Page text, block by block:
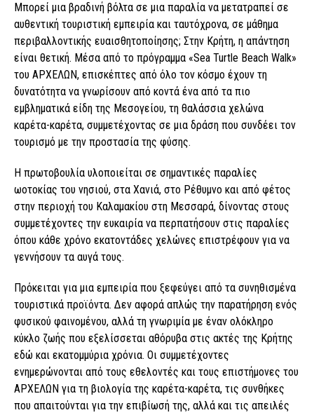
Μπορεί μια βραδινή βόλτα σε μια παραλία να μετατραπεί σε
αυθεντική τουριστική εμπειρία και ταυτόχρονα, σε μάθημα
περιβαλλοντικής ευαισθητοποίησης; Στην Κρήτη, η απάντηση
είναι θετική. Μέσα από το πρόγραμμα «Sea Turtle Beach Walk»
του ΑΡΧΕΛΩΝ, επισκέπτες από όλο τον κόσμο έχουν τη
δυνατότητα να γνωρίσουν από κοντά ένα από τα πιο
εμβληματικά είδη της Μεσογείου, τη θαλάσσια χελώνα
καρέτα-καρέτα, συμμετέχοντας σε μια δράση που συνδέει τον
τουρισμό με την προστασία της φύσης.
Η πρωτοβουλία υλοποιείται σε σημαντικές παραλίες
ωοτοκίας του νησιού, στα Χανιά, στο Ρέθυμνο και από φέτος
στην περιοχή του Καλαμακίου στη Μεσσαρά, δίνοντας στους
συμμετέχοντες την ευκαιρία να περπατήσουν στις παραλίες
όπου κάθε χρόνο εκατοντάδες χελώνες επιστρέφουν για να
γεννήσουν τα αυγά τους.
Πρόκειται για μια εμπειρία που ξεφεύγει από τα συνηθισμένα
τουριστικά προϊόντα. Δεν αφορά απλώς την παρατήρηση ενός
φυσικού φαινομένου, αλλά τη γνωριμία με έναν ολόκληρο
κύκλο ζωής που εξελίσσεται αθόρυβα στις ακτές της Κρήτης
εδώ και εκατομμύρια χρόνια. Οι συμμετέχοντες
ενημερώνονται από τους εθελοντές και τους επιστήμονες του
ΑΡΧΕΛΩΝ για τη βιολογία της καρέτα-καρέτα, τις συνθήκες
που απαιτούνται για την επιβίωσή της, αλλά και τις απειλές